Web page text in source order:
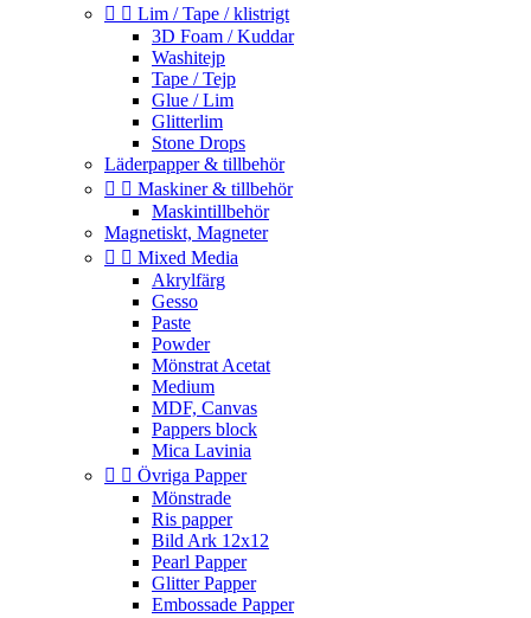
  Lim / Tape / klistrigt
3D Foam / Kuddar
Washitejp
Tape / Tejp
Glue / Lim
Glitterlim
Stone Drops
Läderpapper & tillbehör
  Maskiner & tillbehör
Maskintillbehör
Magnetiskt, Magneter
  Mixed Media
Akrylfärg
Gesso
Paste
Powder
Mönstrat Acetat
Medium
MDF, Canvas
Pappers block
Mica Lavinia
  Övriga Papper
Mönstrade
Ris papper
Bild Ark 12x12
Pearl Papper
Glitter Papper
Embossade Papper